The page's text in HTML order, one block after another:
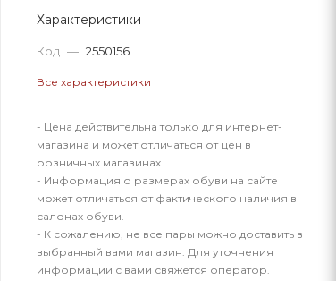
Характеристики
Код — 2550156
Все характеристики
- Цена действительна только для интернет-
магазина и может отличаться от цен в
розничных магазинах
- Информация о размерах обуви на сайте
может отличаться от фактического наличия в
салонах обуви.
- К сожалению, не все пары можно доставить в
выбранный вами магазин. Для уточнения
информации с вами свяжется оператор.